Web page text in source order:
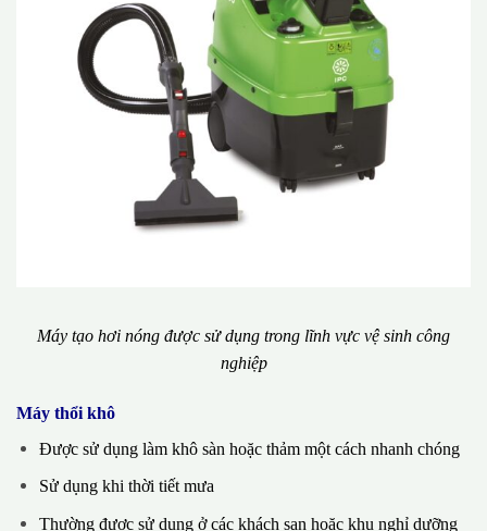
Máy tạo hơi nóng được sử dụng trong lĩnh vực vệ sinh công
nghiệp
Máy thổi khô
Được sử dụng làm khô sàn hoặc thảm một cách nhanh chóng
Sử dụng khi thời tiết mưa
Thường được sử dụng ở các khách sạn hoặc khu nghỉ dưỡng